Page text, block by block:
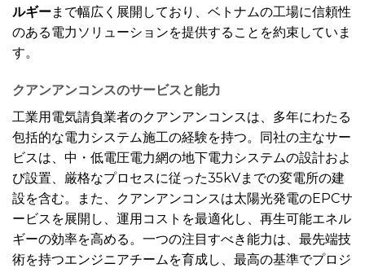
ルギーまで幅広く展開しており、ベトナムの工場に信頼性
のある電力ソリューションを提供することを約束していま
す。
クアンアンコンスのサービスと能力
工業用電気請負業者のクアンアンコンスは、多年にわたる
包括的な電力システム施工の経験を持つ。同社の主なサー
ビスは、中・低電圧電力網の地下電力システムの設計およ
び設置、厳格なプロセスに従った35kVまでの変電所の建
設を含む。また、クアンアンコンスは太陽光発電のEPCサ
ービスを展開し、運用コストを最適化し、再生可能エネル
ギーの効率を高める。一つの注目すべき能力は、最先端技
術を持つエンジニアチームを育成し、最高の基準でプロジ